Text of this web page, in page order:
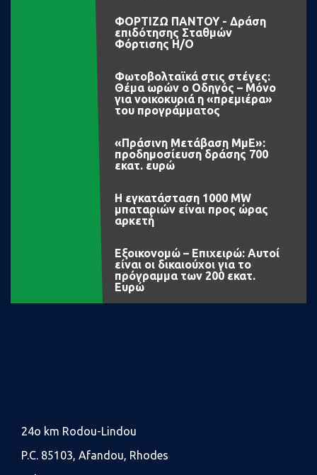
ΦΟΡΤΙΖΩ ΠΑΝΤΟΥ - Δράση
επιδότησης Σταθμών
Φόρτισης Η/Ο
Φωτοβολταϊκά στις στέγες:
Θέμα ωρών ο Οδηγός – Μόνο
για νοικοκυριά η «πρεμιέρα»
του προγράμματος
«Πράσινη Μετάβαση ΜμΕ»:
προδημοσίευση δράσης 700
εκατ. ευρώ
Η εγκατάσταση 1000 MW
μπαταριών είναι προς ώρας
αρκετή
Εξοικονομώ – Επιχειρώ: Αυτοί
είναι οι δικαιούχοι για το
πρόγραμμα των 200 εκατ.
Ευρώ
24o km Rodou-Lindou
P.C. 85103, Afandou, Rhodes